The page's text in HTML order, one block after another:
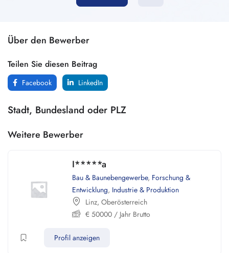
Über den Bewerber
Teilen Sie diesen Beitrag
Facebook LinkedIn
Stadt, Bundesland oder PLZ
Weitere Bewerber
I*****a
Bau & Baunebengewerbe, Forschung &
Entwicklung, Industrie & Produktion
Linz, Oberösterreich
€ 50000 / Jahr Brutto
Profil anzeigen